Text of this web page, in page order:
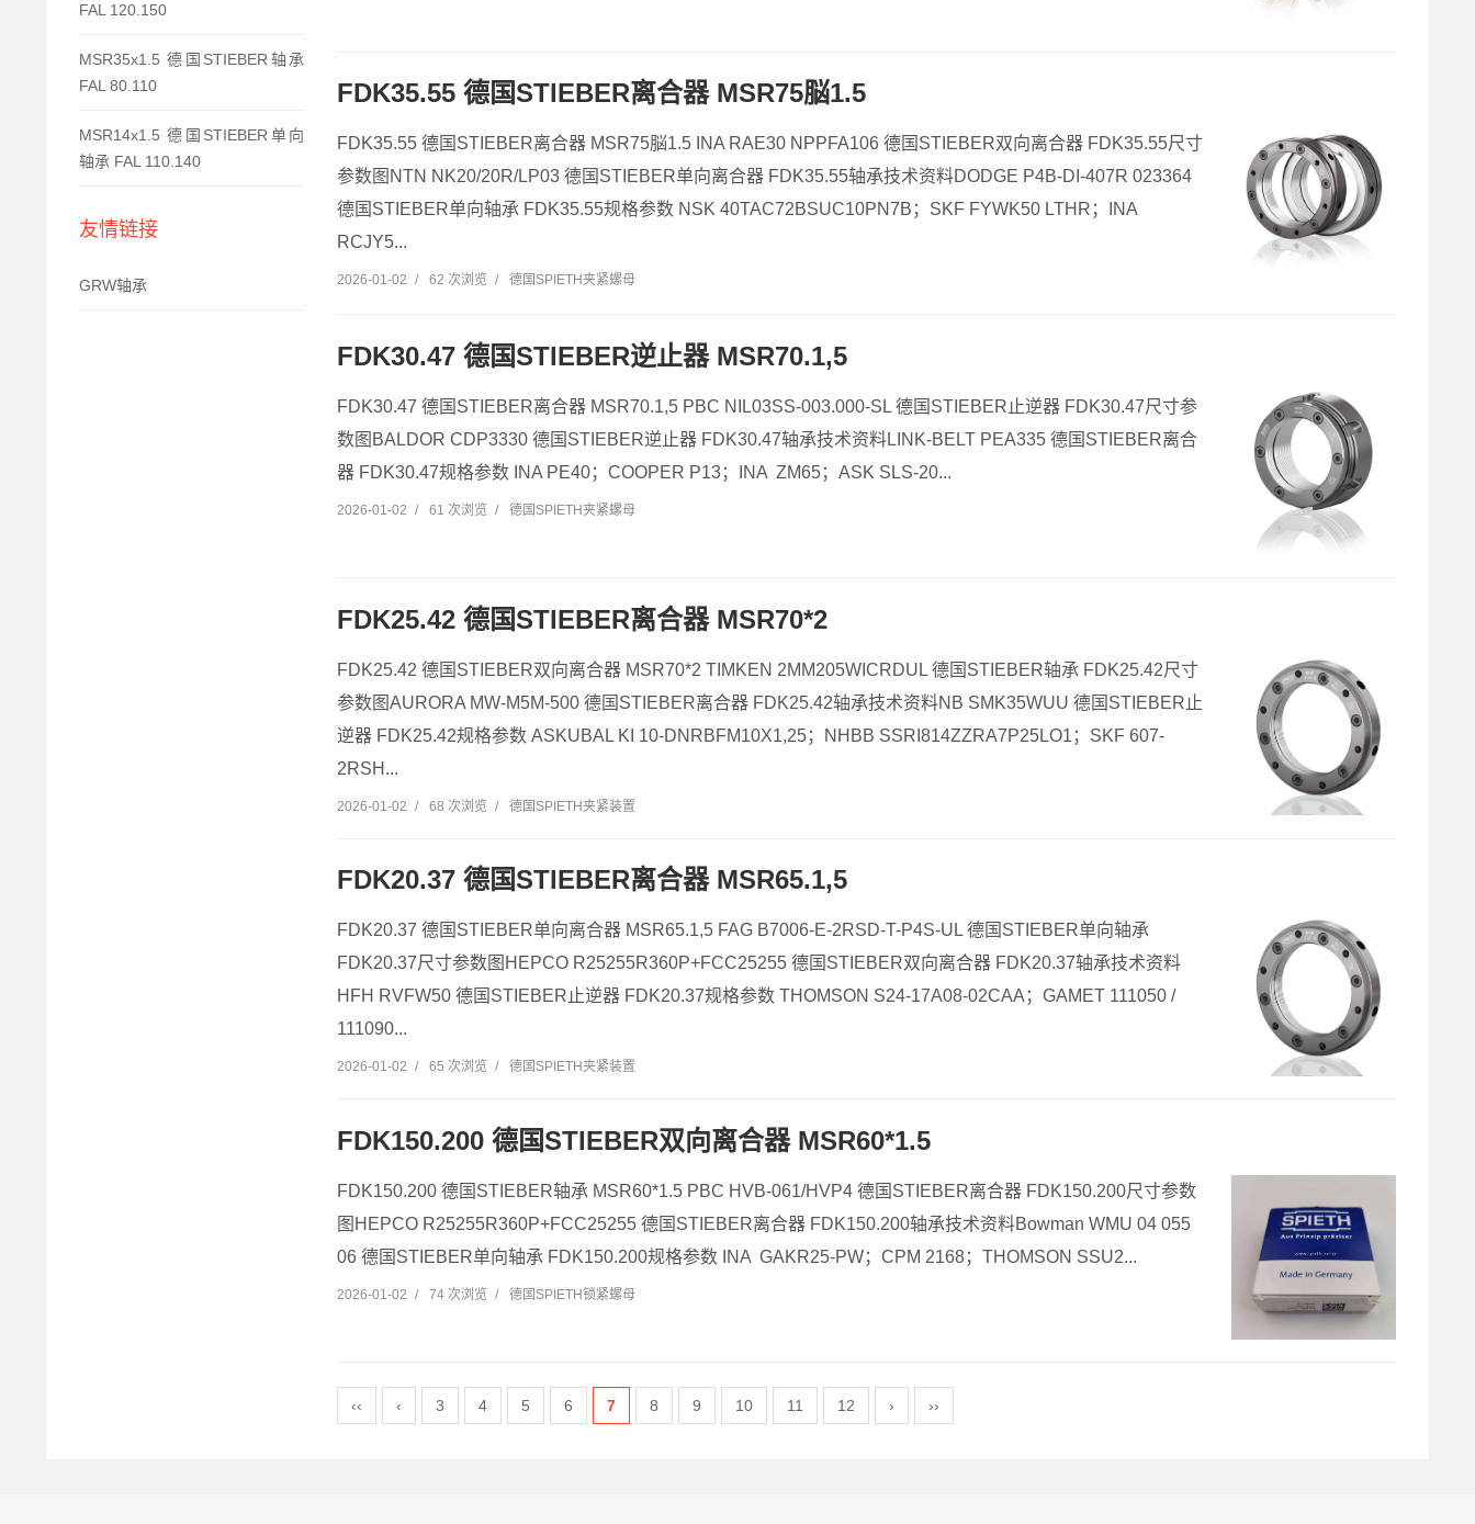
FAL 120.150
MSR35x1.5 德国STIEBER轴承
FAL 80.110
MSR14x1.5 德国STIEBER单向
轴承 FAL 110.140
友情链接
GRW轴承
FDK35.55 德国STIEBER离合器 MSR75脳1.5
FDK35.55 德国STIEBER离合器 MSR75脳1.5 INA RAE30 NPPFA106 德国STIEBER双向离合器 FDK35.55尺寸
参数图NTN NK20/20R/LP03 德国STIEBER单向离合器 FDK35.55轴承技术资料DODGE P4B-DI-407R 023364
德国STIEBER单向轴承 FDK35.55规格参数 NSK 40TAC72BSUC10PN7B；SKF FYWK50 LTHR；INA
RCJY5...
2026-01-02 / 62 次浏览 / 德国SPIETH夹紧螺母
FDK30.47 德国STIEBER逆止器 MSR70.1,5
FDK30.47 德国STIEBER离合器 MSR70.1,5 PBC NIL03SS-003.000-SL 德国STIEBER止逆器 FDK30.47尺寸参
数图BALDOR CDP3330 德国STIEBER逆止器 FDK30.47轴承技术资料LINK-BELT PEA335 德国STIEBER离合
器 FDK30.47规格参数 INA PE40；COOPER P13；INA ZM65；ASK SLS-20...
2026-01-02 / 61 次浏览 / 德国SPIETH夹紧螺母
FDK25.42 德国STIEBER离合器 MSR70*2
FDK25.42 德国STIEBER双向离合器 MSR70*2 TIMKEN 2MM205WICRDUL 德国STIEBER轴承 FDK25.42尺寸
参数图AURORA MW-M5M-500 德国STIEBER离合器 FDK25.42轴承技术资料NB SMK35WUU 德国STIEBER止
逆器 FDK25.42规格参数 ASKUBAL KI 10-DNRBFM10X1,25；NHBB SSRI814ZZRA7P25LO1；SKF 607-
2RSH...
2026-01-02 / 68 次浏览 / 德国SPIETH夹紧装置
FDK20.37 德国STIEBER离合器 MSR65.1,5
FDK20.37 德国STIEBER单向离合器 MSR65.1,5 FAG B7006-E-2RSD-T-P4S-UL 德国STIEBER单向轴承
FDK20.37尺寸参数图HEPCO R25255R360P+FCC25255 德国STIEBER双向离合器 FDK20.37轴承技术资料
HFH RVFW50 德国STIEBER止逆器 FDK20.37规格参数 THOMSON S24-17A08-02CAA；GAMET 111050 /
111090...
2026-01-02 / 65 次浏览 / 德国SPIETH夹紧装置
FDK150.200 德国STIEBER双向离合器 MSR60*1.5
FDK150.200 德国STIEBER轴承 MSR60*1.5 PBC HVB-061/HVP4 德国STIEBER离合器 FDK150.200尺寸参数
图HEPCO R25255R360P+FCC25255 德国STIEBER离合器 FDK150.200轴承技术资料Bowman WMU 04 055
06 德国STIEBER单向轴承 FDK150.200规格参数 INA GAKR25-PW；CPM 2168；THOMSON SSU2...
2026-01-02 / 74 次浏览 / 德国SPIETH锁紧螺母
‹‹ ‹ 3 4 5 6 7 8 9 10 11 12 › ››